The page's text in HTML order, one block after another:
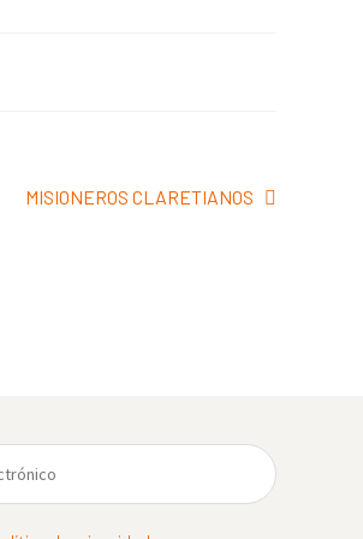
Siguiente:
MISIONEROS CLARETIANOS